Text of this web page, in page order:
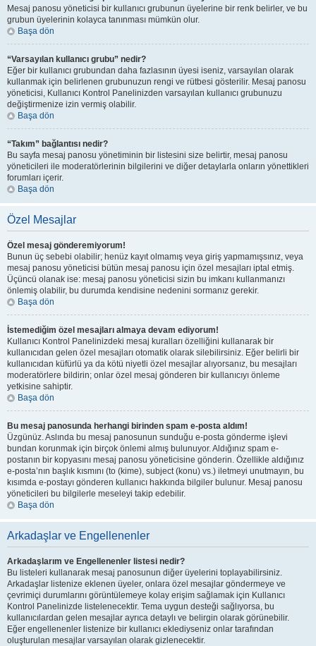
Mesaj panosu yöneticisi bir kullanıcı grubunun üyelerine bir renk belirler, ve bu
grubun üyelerinin kolayca tanınması mümkün olur.
Başa dön
“Varsayılan kullanıcı grubu” nedir?
Eğer bir kullanıcı grubundan daha fazlasının üyesi iseniz, varsayılan olarak
kullanmak için belirlenen grubunuzun rengi ve rütbesi gösterilir. Mesaj panosu
yöneticisi, Kullanıcı Kontrol Panelinizden varsayılan kullanıcı grubunuzu
değiştirmenize izin vermiş olabilir.
Başa dön
“Takım” bağlantısı nedir?
Bu sayfa mesaj panosu yönetiminin bir listesini size belirtir, mesaj panosu
yöneticileri ile moderatörlerinin bilgilerini ve diğer detaylarla onların yönettikleri
forumları içerir.
Başa dön
Özel Mesajlar
Özel mesaj gönderemiyorum!
Bunun üç sebebi olabilir; henüz kayıt olmamış veya giriş yapmamışsınız, veya
mesaj panosu yöneticisi bütün mesaj panosu için özel mesajları iptal etmiş.
Üçüncü olanak ise: mesaj panosu yöneticisi sizin bu imkanı kullanmanızı
önlemiş olabilir, bu durumda kendisine nedenini sormanız gerekir.
Başa dön
İstemediğim özel mesajları almaya devam ediyorum!
Kullanıcı Kontrol Panelinizdeki mesaj kuralları özelliğini kullanarak bir
kullanıcıdan gelen özel mesajları otomatik olarak silebilirsiniz. Eğer belirli bir
kullanıcıdan küfürlü ya da kötü niyetli özel mesajlar alıyorsanız, bu mesajları
moderatörlere bildirin; onlar özel mesaj gönderen bir kullanıcıyı önleme
yetkisine sahiptir.
Başa dön
Bu mesaj panosunda herhangi birinden spam e-posta aldım!
Üzgünüz. Aslında bu mesaj panosunun sunduğu e-posta gönderme işlevi
bundan korunmak için birçok önlemi almış bulunuyor. Aldığınız spam e-
postanın bir kopyasını mesaj panosu yöneticisine gönderin. Özellikle aldığınız
e-posta’nın başlık kısmını (to (kime), subject (konu) vs.) iletmeyi unutmayın, bu
kısımda e-postayı gönderen kullanıcı hakkında bilgiler bulunur. Mesaj panosu
yöneticileri bu bilgilerle meseleyi takip edebilir.
Başa dön
Arkadaşlar ve Engellenenler
Arkadaşlarım ve Engellenenler listesi nedir?
Bu listeleri kullanarak mesaj panosunun diğer üyelerini toplayabilirsiniz.
Arkadaşlar listenize eklenen üyeler, onlara özel mesajlar göndermeye ve
çevrimiçi durumlarını görüntülemeye kolay erişim sağlamak için Kullanıcı
Kontrol Panelinizde listelenecektir. Tema uygun desteği sağlıyorsa, bu
kullanıcılardan gelen mesajlar ayrıca detaylı ve belirgin olarak görünebilir.
Eğer engellenenler listenize bir kullanıcı eklediyseniz onlar tarafından
oluşturulan mesajlar varsayılan olarak gizlenecektir.